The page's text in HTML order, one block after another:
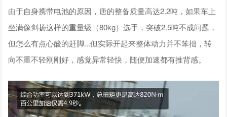
由于自身携带电池的原因，唐的整备质量高达2.2吨，如果车上
坐满像剑扬这样的重量级（80kg）选手，突破2.5吨不成问题，
但怎么有点心酸的赶脚...但实际开起来整体动力并不笨拙，转
向不重不轻刚刚好，感觉异常轻快，随便加速都有推背感。